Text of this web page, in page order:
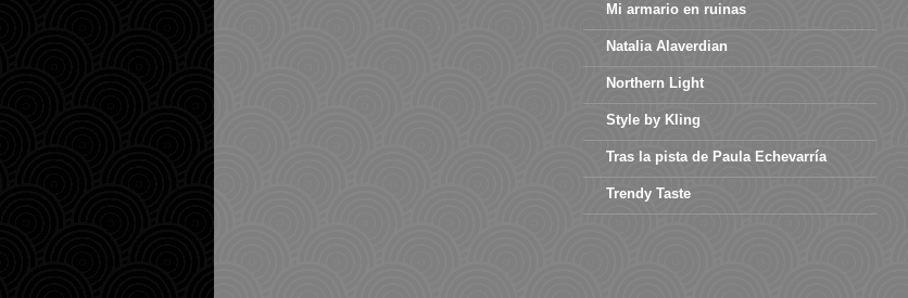
Mi armario en ruinas
Natalia Alaverdian
Northern Light
Style by Kling
Tras la pista de Paula Echevarría
Trendy Taste